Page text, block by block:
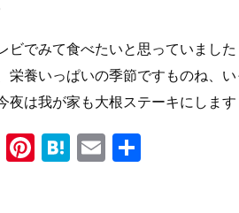
ビでみて食べたいと思っていまし
栄養いっぱいの季節ですものね、
夜は我が家も大根ステーキにします
Li Pi H
E